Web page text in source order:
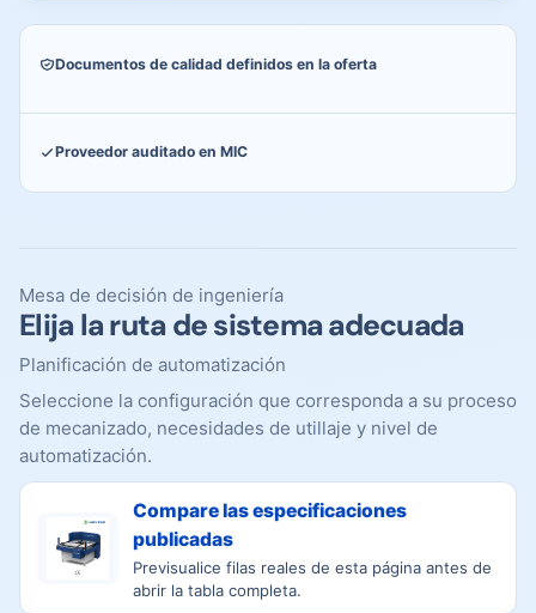
Documentos de calidad definidos en la oferta
Proveedor auditado en MIC
Mesa de decisión de ingeniería
Elija la ruta de sistema adecuada
Planificación de automatización
Seleccione la configuración que corresponda a su proceso
de mecanizado, necesidades de utillaje y nivel de
automatización.
Compare las especificaciones
publicadas
Previsualice filas reales de esta página antes de
abrir la tabla completa.